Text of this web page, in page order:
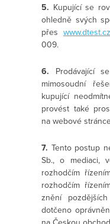
5. Kupující se
ohledně svých
přes
009.
6. Prodávající
mimosoudní
kupující
provést také
na webové
7. Tento postup
Sb., o mediaci,
rozhodčím
rozhodčím
znění
dotčeno